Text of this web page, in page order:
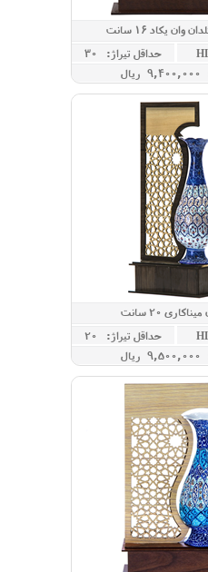
وان یکاد 16 سانت
حداقل تيراژ: 30
20 سانت
حداقل تيراژ: 20